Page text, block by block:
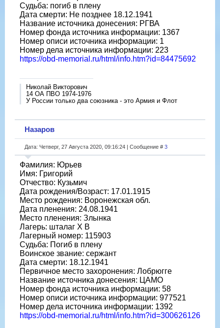
Судьба: погиб в плену
Дата смерти: Не позднее 18.12.1941
Название источника донесения: РГВА
Номер фонда источника информации: 1367
Номер описи источника информации: 1
Номер дела источника информации: 223
https://obd-memorial.ru/html/info.htm?id=84475692
Николай Викторович
14 ОА ПВО 1974-1976
У России только два союзника - это Армия и Флот
Назаров
Дата: Четверг, 27 Августа 2020, 09:16:24 | Сообщение # 3
Фамилия: Юрьев
Имя: Григорий
Отчество: Кузьмич
Дата рождения/Возраст: 17.01.1915
Место рождения: Воронежская обл.
Дата пленения: 24.08.1941
Место пленения: Злынка
Лагерь: шталаг X B
Лагерный номер: 115903
Судьба: Погиб в плену
Воинское звание: сержант
Дата смерти: 18.12.1941
Первичное место захоронения: Лобрюгге
Название источника донесения: ЦАМО
Номер фонда источника информации: 58
Номер описи источника информации: 977521
Номер дела источника информации: 1392
https://obd-memorial.ru/html/info.htm?id=300626126